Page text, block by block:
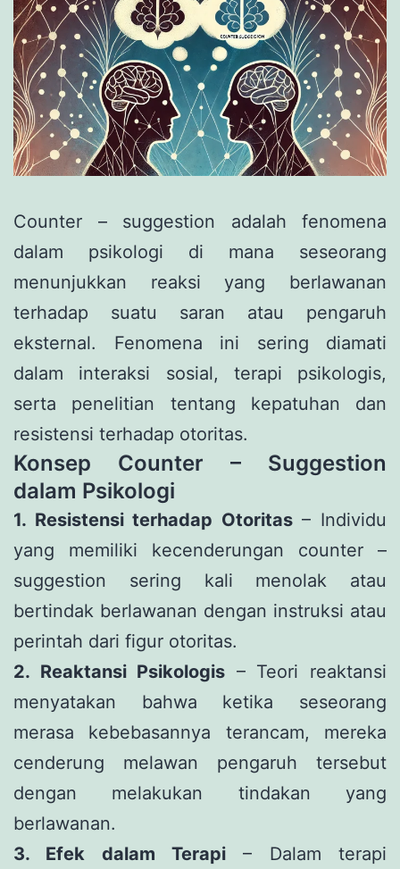
Counter – suggestion adalah fenomena
dalam psikologi di mana seseorang
menunjukkan reaksi yang berlawanan
terhadap suatu saran atau pengaruh
eksternal. Fenomena ini sering diamati
dalam interaksi sosial, terapi psikologis,
serta penelitian tentang kepatuhan dan
resistensi terhadap otoritas.
Konsep Counter – Suggestion
dalam Psikologi
1. Resistensi terhadap Otoritas– Individu
yang memiliki kecenderungan counter –
suggestion sering kali menolak atau
bertindak berlawanan dengan instruksi atau
perintah dari figur otoritas.
2. Reaktansi Psikologis – Teori reaktansi
menyatakan bahwa ketika seseorang
merasa kebebasannya terancam, mereka
cenderung melawan pengaruh tersebut
dengan melakukan tindakan yang
berlawanan.
3. Efek dalam Terapi – Dalam terapi